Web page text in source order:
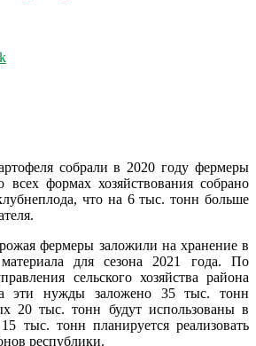
собрали в 2020 году фермеры
формах хозяйствования собрано
что на 6 тыс. тонн больше
фермеры заложили на хранение в
материала для сезона 2021 года. По
сельского хозяйства района
эти нужды заложено 35 тыс. тонн
20 тыс. тонн будут использованы в
тыс. тонн планируется реализовать
республики.